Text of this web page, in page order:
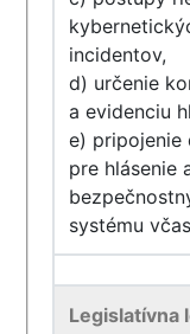
incidentov,
d) určenie
a evidenciu
e) pripojenie
pre hlásenie
systému
Legislatívna